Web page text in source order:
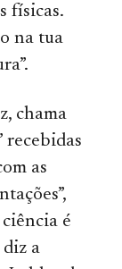
físicas.
na tua
chama
recebidas
as
é
diz a